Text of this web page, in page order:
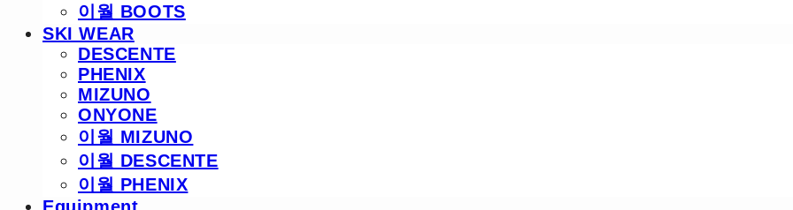
이월 BOOTS
SKI WEAR
DESCENTE
PHENIX
MIZUNO
ONYONE
이월 MIZUNO
이월 DESCENTE
이월 PHENIX